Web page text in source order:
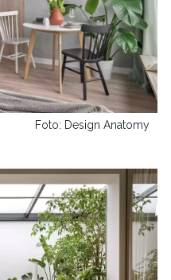
Foto: Design Anatomy